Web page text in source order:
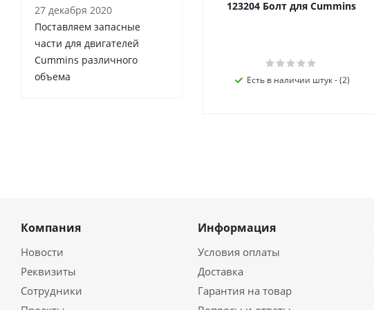
123204 Болт для Cummins
Есть в наличии штук - (2)
27 декабря 2020
Поставляем запасные
части для двигателей
Cummins различного
объема
Компания
Новости
Реквизиты
Сотрудники
Информация
Условия оплаты
Доставка
Гарантия на товар